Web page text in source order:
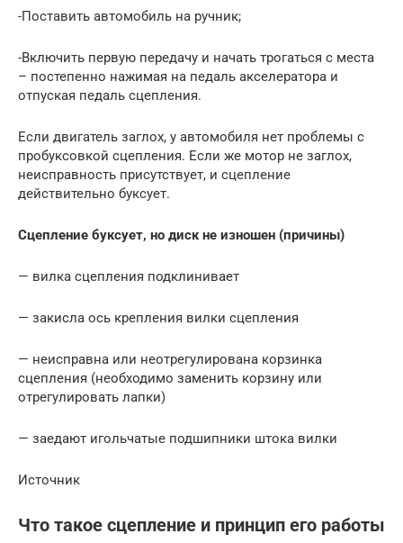
-Поставить автомобиль на ручник;
-Включить первую передачу и начать трогаться с места
– постепенно нажимая на педаль акселератора и
отпуская педаль сцепления.
Если двигатель заглох, у автомобиля нет проблемы с
пробуксовкой сцепления. Если же мотор не заглох,
неисправность присутствует, и сцепление
действительно буксует.
Сцепление буксует, но диск не изношен (причины)
— вилка сцепления подклинивает
— закисла ось крепления вилки сцепления
— неисправна или неотрегулирована корзинка
сцепления (необходимо заменить корзину или
отрегулировать лапки)
— заедают игольчатые подшипники штока вилки
Источник
Что такое сцепление и принцип его работы